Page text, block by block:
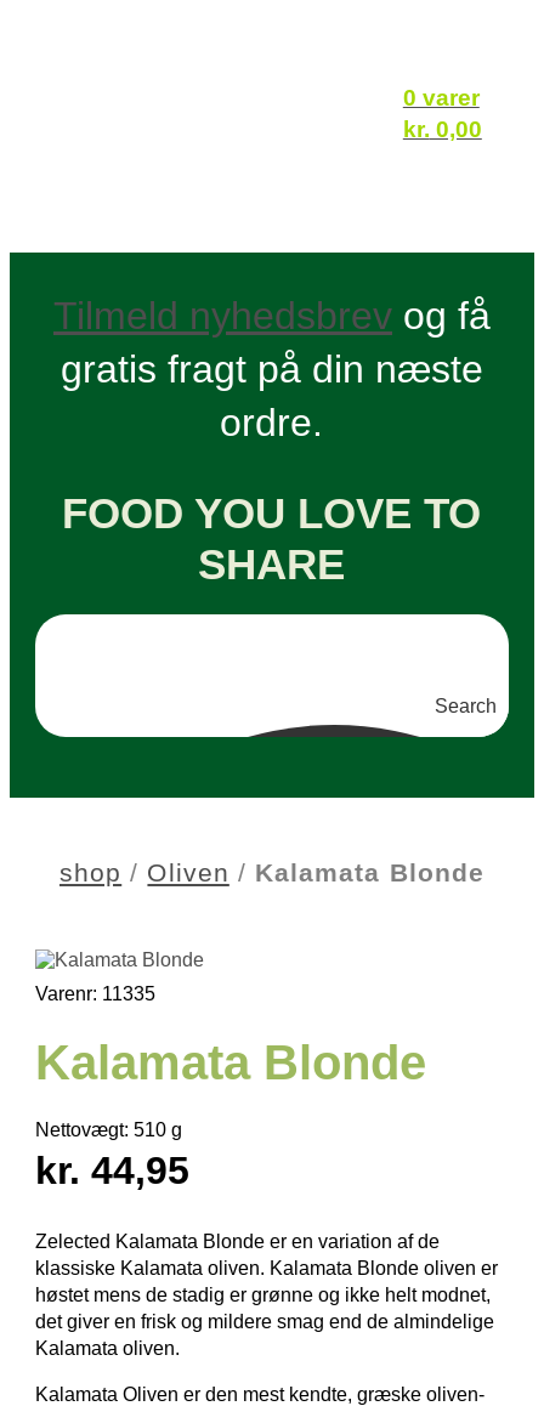
0 varer
kr. 0,00
Tilmeld nyhedsbrevog få
gratis fragt på din næste
ordre.
FOOD YOU LOVE TO
SHARE
Search
shop / Oliven / Kalamata Blonde
Varenr: 11335
Kalamata Blonde
Nettovægt: 510 g
kr. 44,95
Zelected Kalamata Blonde er en variation af de
klassiske Kalamata oliven. Kalamata Blonde oliven er
høstet mens de stadig er grønne og ikke helt modnet,
det giver en frisk og mildere smag end de almindelige
Kalamata oliven.
Kalamata Oliven er den mest kendte, græske oliven­